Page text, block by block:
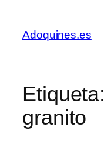
contenido
Adoquines.es
Etiqueta:
granito